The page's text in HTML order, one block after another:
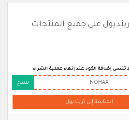
ترينديول على جميع المنتجات
تنسى إضافة الكود عند إنهاء عملية الشراء
NOHAX نسخ
المتابعة إلى ترينديول